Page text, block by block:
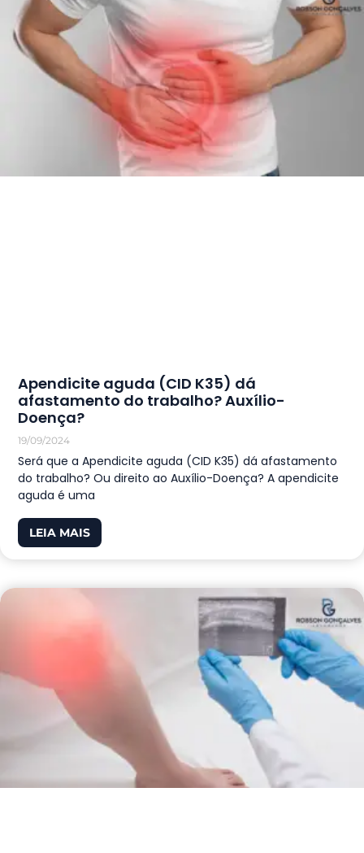
Apendicite aguda (CID K35) dá
afastamento do trabalho? Auxílio-
Doença?
19/09/2024
Será que a Apendicite aguda (CID K35) dá afastamento
do trabalho? Ou direito ao Auxílio-Doença? A apendicite
aguda é uma
LEIA MAIS